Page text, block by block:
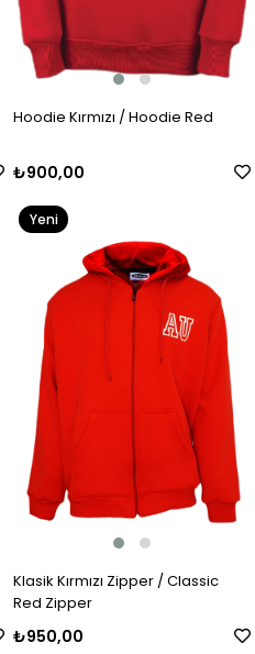
Hoodie Kırmızı / Hoodie Red
₺900,00
Klasik Kırmızı Zipper / Classic
Red Zipper
₺950,00
Yeni